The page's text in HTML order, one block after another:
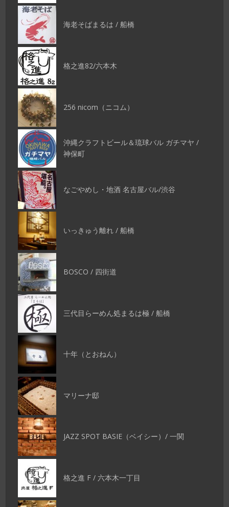
海老そばまるは / 船橋
格之進82/六本木
256 nicom（ニコム）
沖縄クラフトビール＆琉球バル ガチマヤ /
神保町
なごやめし・地酒 名古屋バル/渋谷
いっきゅう離れ / 船橋
BOSCO / 四街道
三代目らーめん処まるは極 / 船橋
十年（とおねん）
マリーナ邸
JAZZ SPOT BASIE（ベイシー）/ 一関
格之進 F / 六本木一丁目